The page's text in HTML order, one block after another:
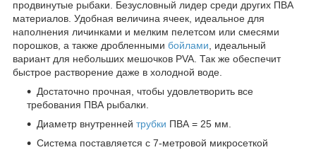
продвинутые рыбаки. Безусловный лидер среди других ПВА
материалов. Удобная величина ячеек, идеальное для
наполнения личинками и мелким пелетсом или смесями
порошков, а также дробленными бойлами, идеальный
вариант для небольших мешочков PVA. Так же обеспечит
быстрое растворение даже в холодной воде.
Достаточно прочная, чтобы удовлетворить все
требования ПВА рыбалки.
Диаметр внутренней трубки ПВА = 25 мм.
Система поставляется с 7-метровой микросеткой